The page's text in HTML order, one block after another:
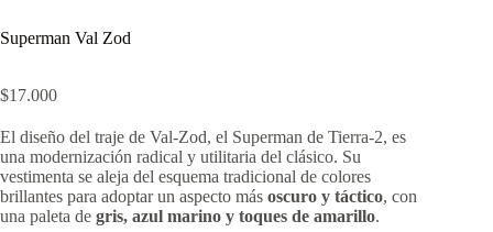
Superman Val Zod
$17.000
El diseño del traje de Val-Zod, el Superman de Tierra-2, es
una modernización radical y utilitaria del clásico. Su
vestimenta se aleja del esquema tradicional de colores
brillantes para adoptar un aspecto más oscuro y táctico, con
una paleta de gris, azul marino y toques de amarillo.